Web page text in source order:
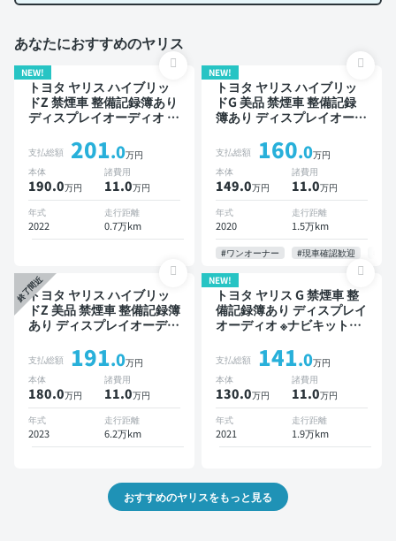
あなたにおすすめのヤリス
NEW!
トヨタ ヤリス ハイブリッ
ドZ 禁煙車 整備記録簿あり
ディスプレイオーディオ ※
スポットモニター オートク
ルーズ スマートキー ETC
バックモニター 全方位カメ
ラ 衝突軽減
支払総額 201.0万円
本体
190.0万円
諸費用
11.0万円
年式
2022
走行距離
0.7万km
NEW!
トヨタ ヤリス ハイブリッ
ドG 美品 禁煙車 整備記録
簿あり ディスプレイオーデ
インドスポットモニター オ
ートクルーズ スマートキー
ETC バックモニター ドラ
イブレコーダー 衝突軽減
支払総額 160.0万円
本体
149.0万円
諸費用
11.0万円
年式
2020
走行距離
1.5万km
#ワンオーナー #現車確認歓迎
終了間近
トヨタ ヤリス ハイブリッ
ドZ 美品 禁煙車 整備記録簿
あり ディスプレイオーディ
ンドスポットモニター オー
トクルーズ スマートキー
ETC バックモニター ドラ
イブレコーダー 衝突軽減
支払総額 191.0万円
本体
180.0万円
諸費用
11.0万円
年式
2023
走行距離
6.2万km
NEW!
トヨタ ヤリス G 禁煙車 整
備記録簿あり ディスプレイ
オーディオ ※ナビキットあ
レコーダー 衝突軽減
支払総額 141.0万円
本体
130.0万円
諸費用
11.0万円
年式
2021
走行距離
1.9万km
おすすめのヤリスをもっと見る